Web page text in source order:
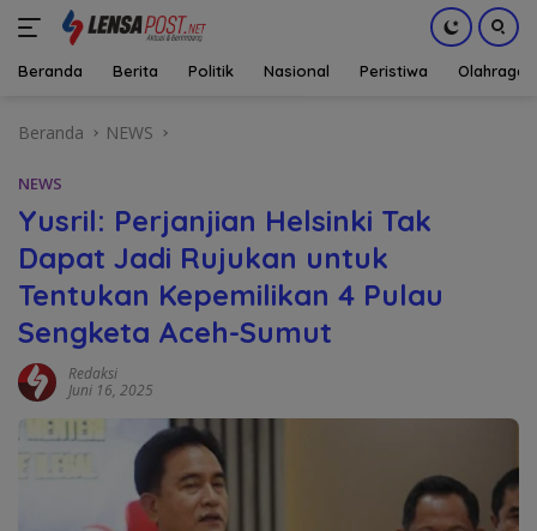
Beranda Berita Politik Nasional Peristiwa Olahraga
Beranda NEWS
NEWS
Yusril: Perjanjian Helsinki Tak
Dapat Jadi Rujukan untuk
Tentukan Kepemilikan 4 Pulau
Sengketa Aceh-Sumut
Redaksi
Juni 16, 2025